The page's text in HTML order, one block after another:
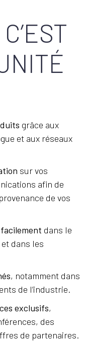
grâce aux
et aux réseaux
sur vos
afin de
de vos
dans le
dans les
, notamment dans
de l’industrie.
exclusifs,
des
de partenaires.